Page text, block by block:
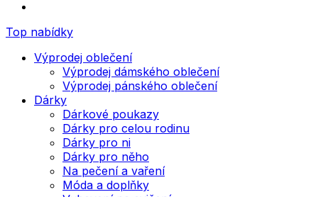
Top nabídky
Výprodej oblečení
Výprodej dámského oblečení
Výprodej pánského oblečení
Dárky
Dárkové poukazy
Dárky pro celou rodinu
Dárky pro ni
Dárky pro něho
Na pečení a vaření
Móda a doplňky